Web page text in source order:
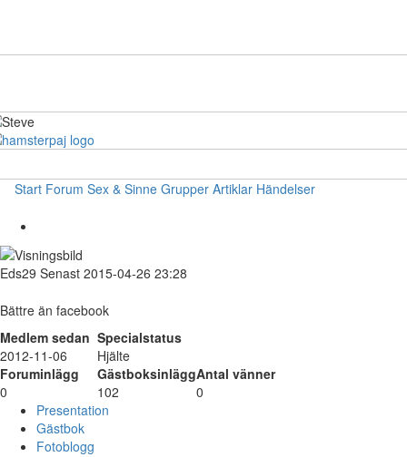
Start Forum Sex & Sinne Grupper Artiklar Händelser
Eds29 Senast 2015-04-26 23:28
Bättre än facebook
Medlem sedan Specialstatus
2012-11-06
Hjälte
Foruminlägg
GästboksinläggAntal vänner
0
102
0
Presentation
Gästbok
Fotoblogg